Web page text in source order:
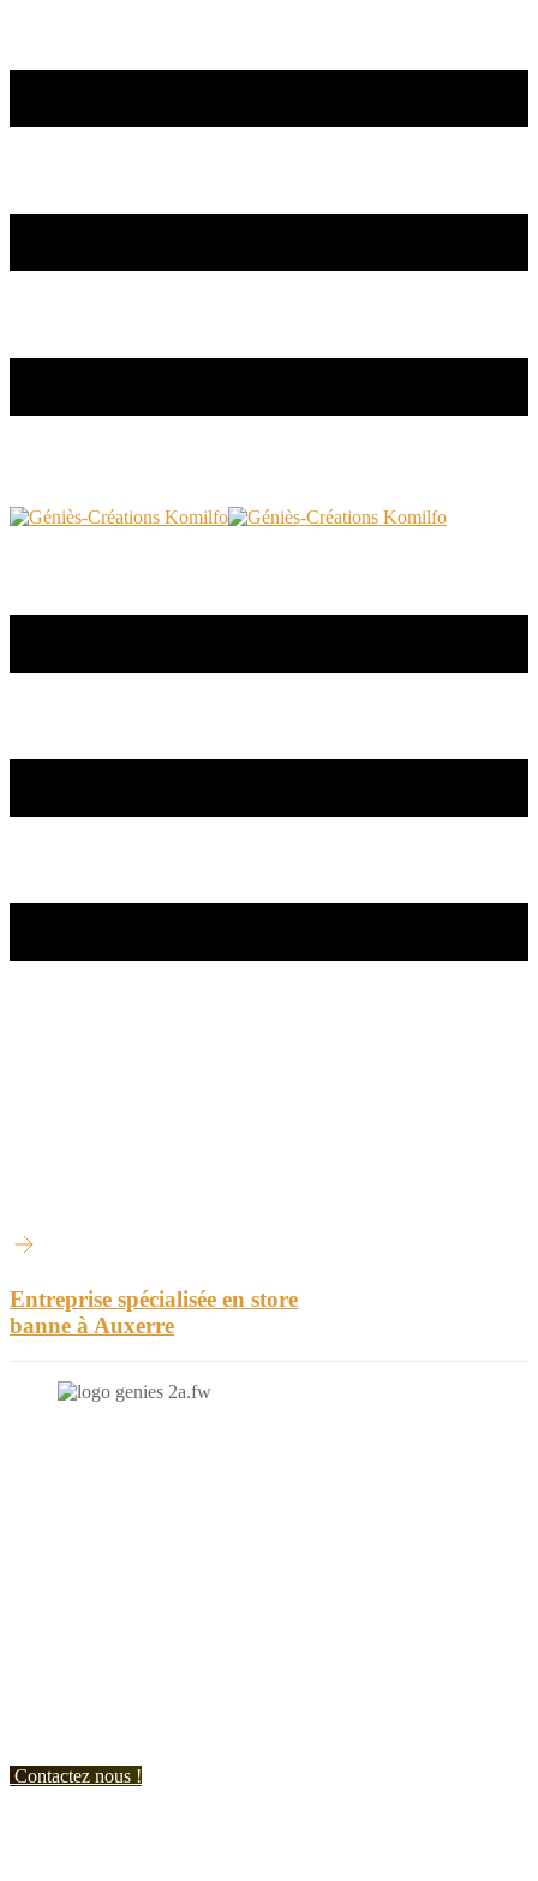
Entreprise spécialisée en store
banne à Auxerre
Contactez nous !